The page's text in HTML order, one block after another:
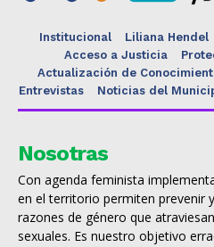
Institucional Liliana Hendel
Acceso a Justicia
Actualización de
Entrevistas
Noticias del
Nosotras
Con agenda feminista
en el territorio permiten prevenir
razones de género que
sexuales. Es nuestro objetivo